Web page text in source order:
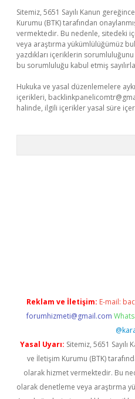
Sitemiz, 5651 Sayılı Kanun
Kurumu (BTK) tarafından
vermektedir. Bu nedenle, sitedeki
veya araştırma yükümlülüğümüz
yazdıkları içeriklerin
bu sorumluluğu kabul etmiş
Hukuka ve yasal düzenlemelere
içerikleri,
halinde, ilgili içerikler yasal süre
Reklam ve İletişim: E-mail:
forumhizmeti@gmail.com
Yasal Uyarı: Sitemiz, 5651
ve İletişim Kurumu (BTK)
olarak hizmet vermektedir. Bu
olarak denetleme veya araştırma